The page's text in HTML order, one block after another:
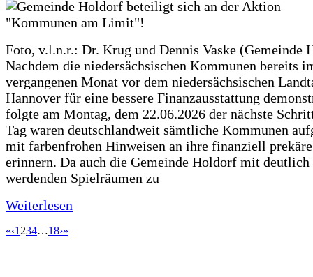
Foto, v.l.n.r.: Dr. Krug und Dennis Vaske (Gemeinde
Nachdem die niedersächsischen Kommunen bereits
vergangenen Monat vor dem niedersächsischen
Hannover für eine bessere Finanzausstattung
folgte am Montag, dem 22.06.2026 der nächste
Tag waren deutschlandweit sämtliche Kommunen
mit farbenfrohen Hinweisen an ihre finanziell
erinnern. Da auch die Gemeinde Holdorf mit deutlich
werdenden Spielräumen zu
Weiterlesen
«‹1 234…18›»